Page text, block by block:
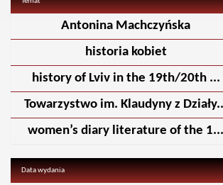
Antonina Machczyńska
historia kobiet
history of Lviv in the 19th/20th ...
Towarzystwo im. Klaudyny z
women’s diary literature of the 1...
Data wydania